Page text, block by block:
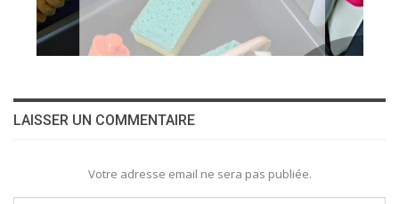
LAISSER UN COMMENTAIRE
Votre adresse email ne sera pas publiée.